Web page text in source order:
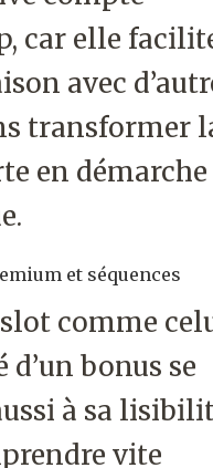
car elle
avec
transformer
en démarche
et séquences
comme
bonus se
à sa
vite